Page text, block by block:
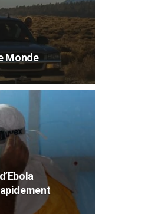
Monde